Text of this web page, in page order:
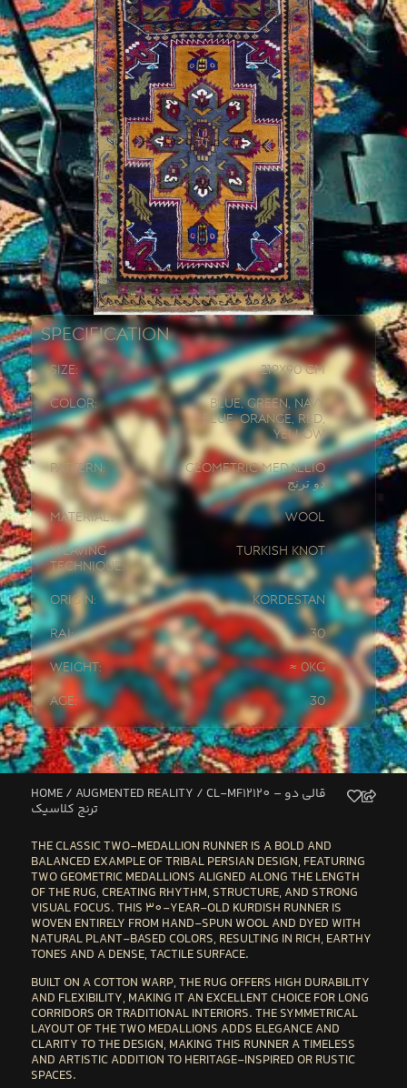
Specification
Size: 90 CM
219x
Color:
Blue, Green, Navy
Blue, Orange, Red,
Yellow
Pattern:
Geometric Medallio
دو ترنج
Material: Wool
Weaving
Technique:
Turkish knot
Origin: Kordestan
Raj: 30
Weight: ≈ 0kg
Age: 30
HOME/ AUGMENTED REALITY / CL-MF12120 – قالی دو
ترنج کلاسیک
THECLASSIC TWO-MEDALLION RUNNERIS A BOLD AND
BALANCED EXAMPLE OF TRIBAL PERSIAN DESIGN, FEATURING
TWO GEOMETRIC MEDALLIONS ALIGNED ALONG THE LENGTH
OF THE RUG, CREATING RHYTHM, STRUCTURE, AND STRONG
VISUAL FOCUS. THIS 30-YEAR-OLD KURDISH RUNNERIS
WOVEN ENTIRELY FROM HAND-SPUN WOOLAND DYED WITH
NATURAL PLANT-BASED COLORS, RESULTING IN RICH, EARTHY
TONES AND A DENSE, TACTILE SURFACE.
BUILT ON ACOTTON WARP, THE RUG OFFERS HIGH DURABILITY
AND FLEXIBILITY, MAKING IT AN EXCELLENT CHOICE FOR LONG
CORRIDORS OR TRADITIONAL INTERIORS. THE SYMMETRICAL
LAYOUT OF THE TWO MEDALLIONS ADDS ELEGANCE AND
CLARITY TO THE DESIGN, MAKING THIS RUNNER A TIMELESS
AND ARTISTIC ADDITION TO HERITAGE-INSPIRED OR RUSTIC
SPACES.